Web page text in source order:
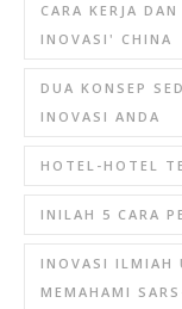
CARA KERJA
INOVASI' CHINA
DUA KONSEP
INOVASI ANDA
HOTEL-HOTEL
INILAH 5 CARA
INOVASI ILMIAH
MEMAHAMI